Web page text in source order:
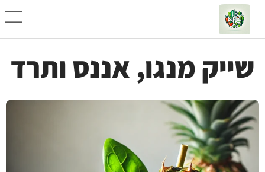
שייק מנגו, אננס ותרד